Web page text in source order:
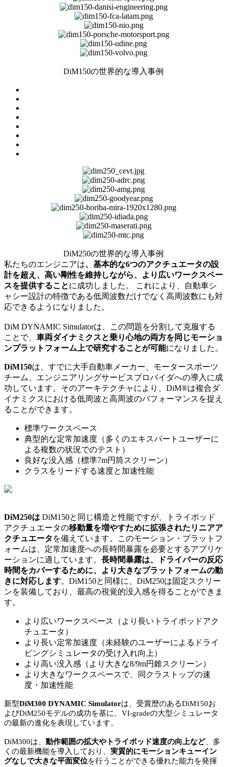
DiM150の世界的な導入事例
DiM250の世界的な導入事例
私たちのエンジニアは、基本的な6つのアクチュエータの設
計を超え、高い剛性を維持しながら、より広いワークスペー
スを提供することに成功しました。 これにより、自動車シ
ャシー設計の特徴である低周波数だけでなく高周波数にも対
応できるようになりました。
DiM DYNAMIC Simulatorは、この問題を分割して克服する
ことで、 車両ダイナミクスと乗り心地の両方を同じモーショ
ンプラットフォーム上で研究することが可能になりました。
DiM150は、すでに大手自動車メーカー、モータースポーツ
チーム、エンジニアリングサービスプロバイダへの導入に成
功しています。そのアーキテクチャにより、DiM®は複合ダ
イナミクスにおける低周波と高周波のパフォーマンスを捉え
ることができます。
標準ワークスペース
典型的な定常加速度（多くのエキスパートユーザーに
よる複数の状況でのテスト）
良好な没入感（標準7m円筒スクリーン）
クラスをリードする速度と加速性能
DiM250は DiM150と同じ構造と性能ですが、トライポッド
アクチュエータの移動量を増やすために拡張されたリニアア
クチュエータ を備えています。このモーション・プラットフ
ォームは、定常加速度への長時間暴露を必要とするアプリケ
ーションに適しています。 長時間暴露は、ドライバーの反応
時間をカバーするために、より大きなプラットフォームの動
きに対応します。DiM150と同様に、DiM250は固定スクリー
ンを装備しており、最高の視覚的没入感を得ることができま
す。
より広いワークスペース（より長いトライポッドアク
チュエータ）
より長い定常加速度（未経験のユーザーによるドライ
ビングシミュレータの受け入れ向上）
より高い没入感（より大きな8/9m円錐スクリーン）
より大きなワークスペースで、同クラストップの速
度・加速性能
新型DiM300 DYNAMIC Simulatorは、受賞歴のあるDiM150お
よびDiM250モデルの成功を基に、VI-gradeの大型シミュレータ
の最新の進化を表現しています。
DiM300は、 動作範囲の拡大やトライポッド速度の向上など、多
くの最新機能を導入しており、 実質的にモーションキューイン
グなしで大きな平面変位を行うことができる優れた能力を発揮